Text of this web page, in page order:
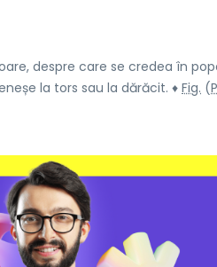
despre care se credea în
la tors sau la dărăcit. ♦ Fig. (